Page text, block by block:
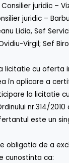
juridic –
juridic –
Lidia, Sef
Virgil; Sef
licitatie cu oferta
în aplicare a
la
nr.314/
este un
obligatia de a
cunostinta ca: